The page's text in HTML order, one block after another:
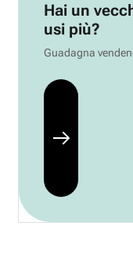
Hai un
usi più?
Guadagna